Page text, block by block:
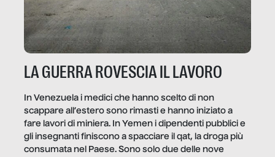
LA GUERRA ROVESCIA IL LAVORO
In Venezuela i medici che hanno scelto di non
scappare all’estero sono rimasti e hanno iniziato a
fare lavori di miniera. In Yemen i dipendenti pubblici e
gli insegnanti finiscono a spacciare il qat, la droga più
consumata nel Paese. Sono solo due delle nove